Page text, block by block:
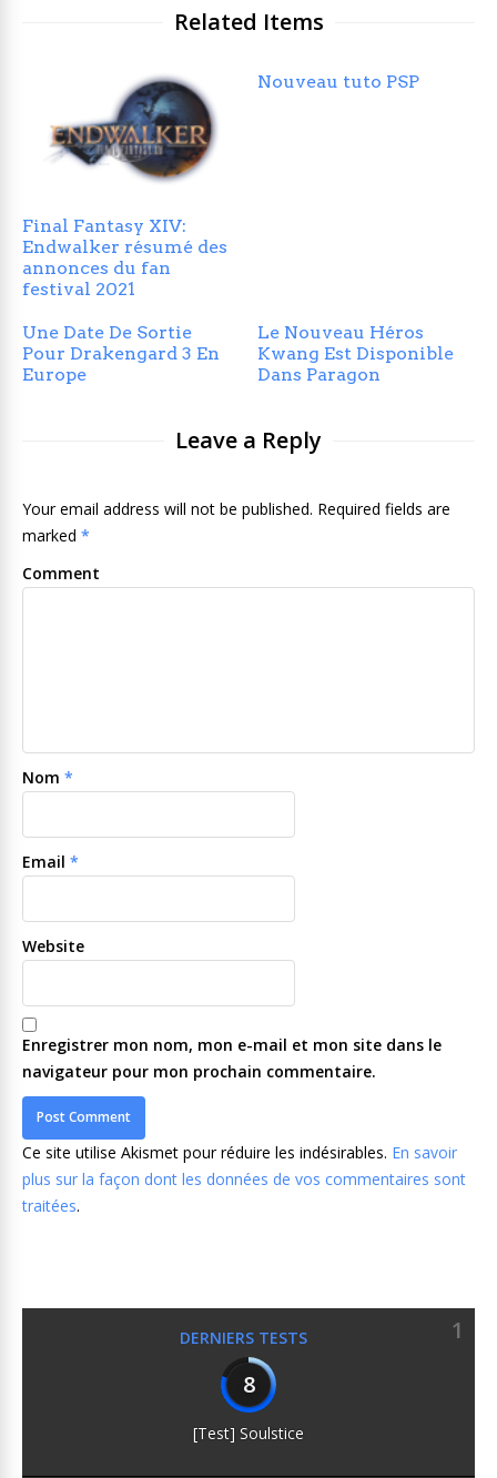
Related Items
Final Fantasy XIV:
Endwalker résumé des
annonces du fan
festival 2021
Nouveau tuto PSP
Une Date De Sortie
Pour Drakengard 3 En
Europe
Le Nouveau Héros
Kwang Est Disponible
Dans Paragon
Leave a Reply
Your email address will not be published. Required fields are
marked *
Comment
Nom *
Email *
Website
Enregistrer mon nom, mon e-mail et mon site dans le
navigateur pour mon prochain commentaire.
Ce site utilise Akismet pour réduire les indésirables. En savoir
plus sur la façon dont les données de vos commentaires sont
traitées.
DERNIERS TESTS
1
8
[Test] Soulstice